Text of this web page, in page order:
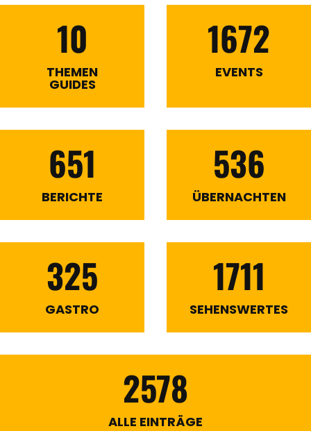
10
THEMEN
GUIDES
1672
EVENTS
651
BERICHTE
536
ÜBERNACHTEN
325
GASTRO
1711
SEHENSWERTES
2578
ALLE EINTRÄGE